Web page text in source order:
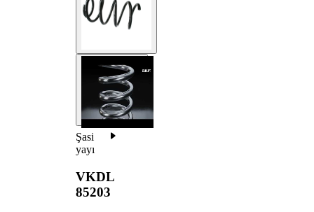
Şasi
yayı
VKDL
85203